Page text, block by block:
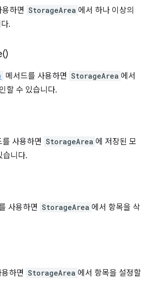
하면 StorageArea 에서 하나 이상의
.
)
메서드를 사용하면 StorageArea 에서
할 수 있습니다.
를 사용하면 StorageArea 에 저장된 모
습니다.
사용하면 StorageArea 에서 항목을 삭
하면 StorageArea 에서 항목을 설정할